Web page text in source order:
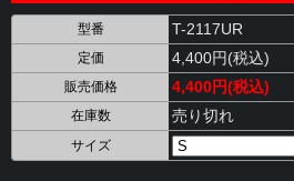
型番 T-2117UR
定価 4,400円(税込)
販売価格 4,400円(税込)
在庫数 売り切れ
サイズ